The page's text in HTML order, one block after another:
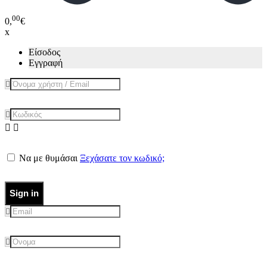
0,00€
x
Είσοδος
Εγγραφή
Να με θυμάσαι Ξεχάσατε τον κωδικό;
Sign in